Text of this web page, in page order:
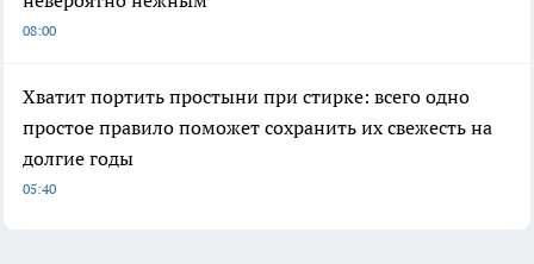
08:00
Хватит портить простыни при стирке: всего одно
простое правило поможет сохранить их свежесть на
долгие годы
05:40